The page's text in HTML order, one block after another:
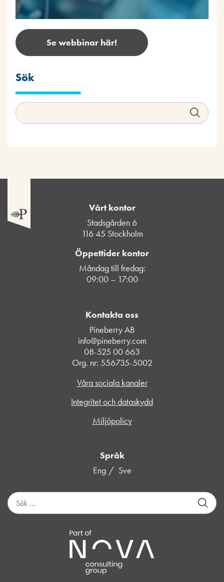
Se webbinar här!
Sök
Vårt kontor
Stadsgården 6
116 45 Stockholm
Öppettider kontor
Måndag till fredag:
09:00 – 17:00
Kontakta oss
Pineberry AB
info@pineberry.com
08-525 00 663
Org. nr: 556735-5002
Våra sociala kanaler
Integritet och dataskydd
Miljöpolicy
Språk
Eng
Sve
S
ö
k